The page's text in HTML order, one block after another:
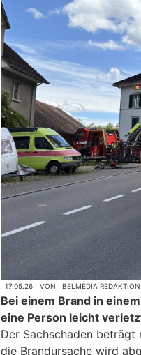
17.05.26 VON BELMEDIA REDAKTION
Bei einem Brand in
eine Person leicht
Der Sachschaden beträgt
die Brandursache wird